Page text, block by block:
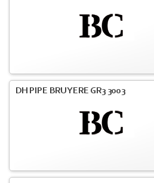
DH PIPE BRUYERE GR3 3003